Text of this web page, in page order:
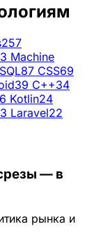
257
Machine
87 CSS69
39 C++34
Kotlin24
Laravel22
— в
рынка и